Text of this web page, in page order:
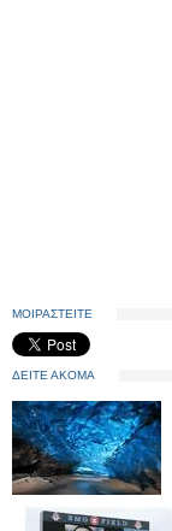
ΜΟΙΡΑΣΤΕΙΤΕ
ΔΕΙΤΕ ΑΚΟΜΑ